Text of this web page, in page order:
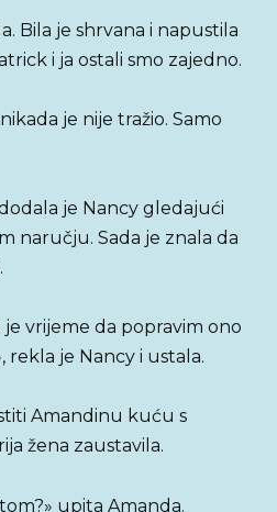
Bila je shrvana i napustila
i ja ostali smo zajedno.
je nije tražio. Samo
je Nancy gledajući
naručju. Sada je znala da
vrijeme da popravim ono
rekla je Nancy i ustala.
Amandinu kuću s
žena zaustavila.
upita Amanda.